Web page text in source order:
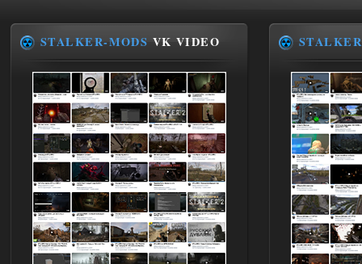
ANOMALY ※ MEDIUM 7.0
19:14
Stalker-Mods-Clan-su
Доступно только для пользователей
Ответить ➤
03.08.2026
Improved Weapon Pack (I.W.P.) - UPD
30.12.25
11:00
Stalker-Mods-Clan-su
Глобальный патч от
31.07.2026.
STALKER-MODS VK VIDEO